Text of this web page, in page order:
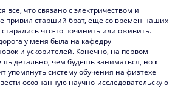
все, что связано с электричеством и
привил старший брат, еще со времен наших
что-то починить или оживить.
у меня была на кафедру
и ускорителей. Конечно, на первом
детально, чем будешь заниматься, но к
упомянуть систему обучения на физтехе
осознанную научно-исследовательскую